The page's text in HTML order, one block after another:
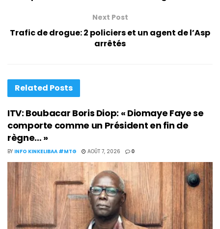
Next Post
Trafic de drogue: 2 policiers et un agent de l’Asp
arrêtés
Related Posts
ITV: Boubacar Boris Diop: « Diomaye Faye se
comporte comme un Président en fin de
règne… »
BY INFO KINKELIBAA #MTG AOÛT 7, 2026 0